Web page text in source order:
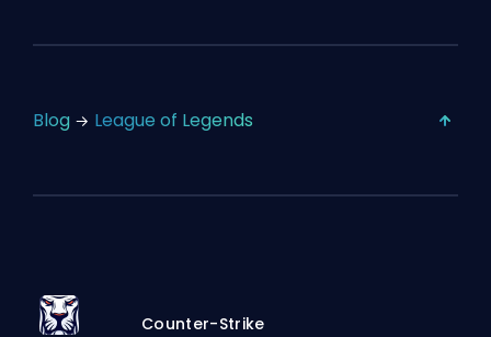
Blog League of Legends
Counter-Strike